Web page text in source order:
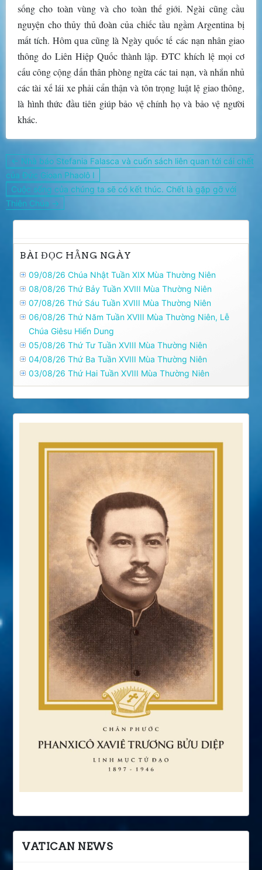
sống cho toàn vùng và cho toàn thế giới. Ngài cũng cầu
nguyện cho thủy thủ đoàn của chiếc tầu ngầm Argentina bị
mất tích. Hôm qua cũng là Ngày quốc tế các nạn nhân giao
thông do Liên Hiệp Quốc thành lập. ĐTC khích lệ mọi cơ
cấu công cộng dấn thân phòng ngừa các tai nạn, và nhắn nhủ
các tài xế lái xe phải cẩn thận và tôn trọng luật lệ giao thông,
là hình thức đầu tiên giúp bảo vệ chính họ và bảo vệ người
khác.
Điều
hướng
bài
viết
← Nhà báo Stefania Falasca và cuốn sách liên quan tới cái chết
của Đức Gioan Phaolô I
Cuộc sống của chúng ta sẽ có kết thúc. Chết là gặp gỡ với
Thiên Chúa →
BÀI ĐỌC HẰNG NGÀY
09/08/26 Chúa Nhật Tuần XIX Mùa Thường Niên
08/08/26 Thứ Bảy Tuần XVIII Mùa Thường Niên
07/08/26 Thứ Sáu Tuần XVIII Mùa Thường Niên
06/08/26 Thứ Năm Tuần XVIII Mùa Thường Niên, Lễ
Chúa Giêsu Hiển Dung
05/08/26 Thứ Tư Tuần XVIII Mùa Thường Niên
04/08/26 Thứ Ba Tuần XVIII Mùa Thường Niên
03/08/26 Thứ Hai Tuần XVIII Mùa Thường Niên
VATICAN NEWS